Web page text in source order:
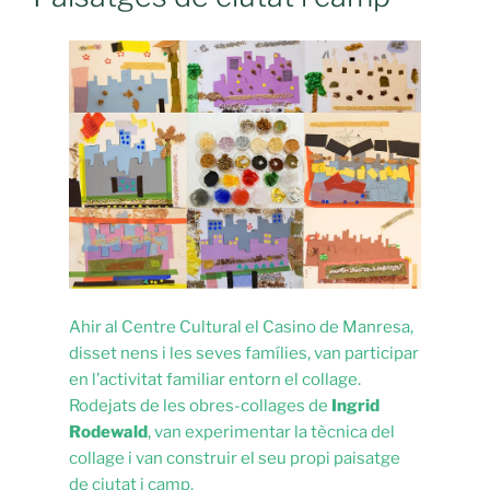
Ahir al Centre Cultural el Casino de Manresa,
disset nens i les seves famílies, van participar
en l’activitat familiar entorn el collage.
Rodejats de les obres-collages de Ingrid
Rodewald, van experimentar la tècnica del
collage i van construir el seu propi paisatge
de ciutat i camp.